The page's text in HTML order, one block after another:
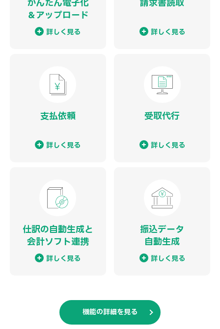
かんたん電子化
＆アップロード
詳しく見る
請求書読取
詳しく見る
支払依頼
詳しく見る
受取代行
詳しく見る
仕訳の自動生成と
会計ソフト連携
詳しく見る
振込データ
自動生成
詳しく見る
機能の詳細を見る